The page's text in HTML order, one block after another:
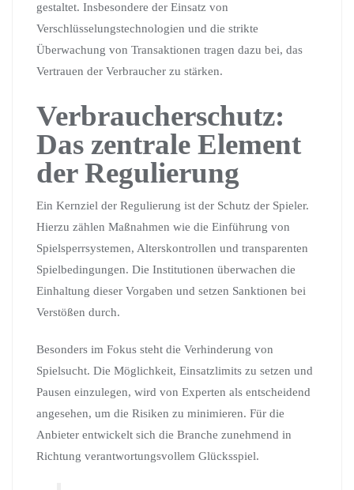
gestaltet. Insbesondere der Einsatz von
Verschlüsselungstechnologien und die strikte
Überwachung von Transaktionen tragen dazu bei, das
Vertrauen der Verbraucher zu stärken.
Verbraucherschutz:
Das zentrale Element
der Regulierung
Ein Kernziel der Regulierung ist der Schutz der Spieler.
Hierzu zählen Maßnahmen wie die Einführung von
Spielsperrsystemen, Alterskontrollen und transparenten
Spielbedingungen. Die Institutionen überwachen die
Einhaltung dieser Vorgaben und setzen Sanktionen bei
Verstößen durch.
Besonders im Fokus steht die Verhinderung von
Spielsucht. Die Möglichkeit, Einsatzlimits zu setzen und
Pausen einzulegen, wird von Experten als entscheidend
angesehen, um die Risiken zu minimieren. Für die
Anbieter entwickelt sich die Branche zunehmend in
Richtung verantwortungsvollem Glücksspiel.